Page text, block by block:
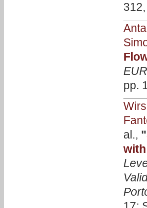
pp.
al., "